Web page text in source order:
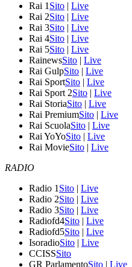
Rai 1 Sito | Live
Rai 2Sito | Live
Rai 3Sito | Live
Rai 4Sito | Live
Rai 5Sito | Live
RainewsSito | Live
Rai GulpSito | Live
Rai SportSito | Live
Rai Sport 2Sito | Live
Rai StoriaSito | Live
Rai PremiumSito | Live
Rai ScuolaSito | Live
Rai YoYoSito | Live
Rai MovieSito | Live
RADIO
Radio 1 Sito | Live
Radio 2Sito | Live
Radio 3Sito | Live
Radiofd4Sito | Live
Radiofd5Sito | Live
IsoradioSito | Live
CCISSSito
GR ParlamentoSito | Live